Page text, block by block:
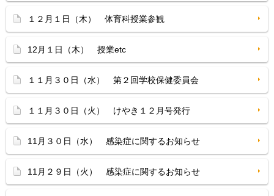
１２月１日（木） 体育科授業参観
12月１日（木） 授業etc
１１月３０日（水） 第２回学校保健委員会
１１月３０日（火） けやき１２月号発行
11月３０日（水） 感染症に関するお知らせ
11月２９日（火） 感染症に関するお知らせ